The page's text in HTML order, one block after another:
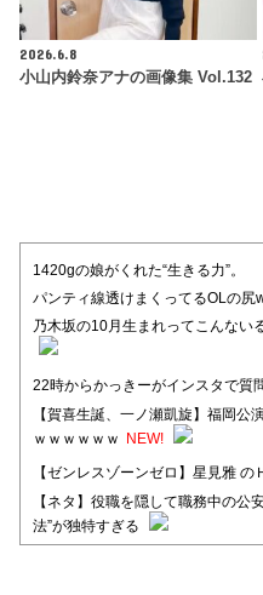
2026.6.8
小山内鈴奈アナの画像集 Vol.132
1420gの娘がくれた“生きる力”。
パンティ線透けまくってるOLの尻
乃木坂の10月生まれってこんない
22時からかっきーがインスタで質
【賀喜生誕、一ノ瀬凱旋】福岡公
ｗｗｗｗｗｗ NEW!
【ゼンレスゾーンゼロ】星見雅 の
【ネタ】役職を隠して職務中の公
法”が独特すぎる